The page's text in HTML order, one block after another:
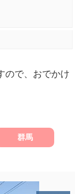
ので、おでかけ
群馬